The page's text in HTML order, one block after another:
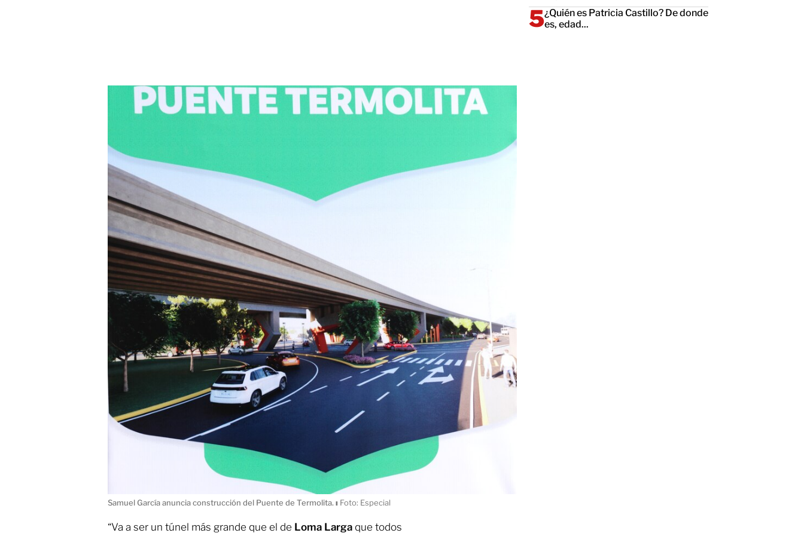
Samuel García anuncia construcción del Puente de Termolita. ı Foto: Especial
“Va a ser un túnel más grande que el de Loma Larga que todos
¿Quién es Patricia Castillo? De donde
es, edad...